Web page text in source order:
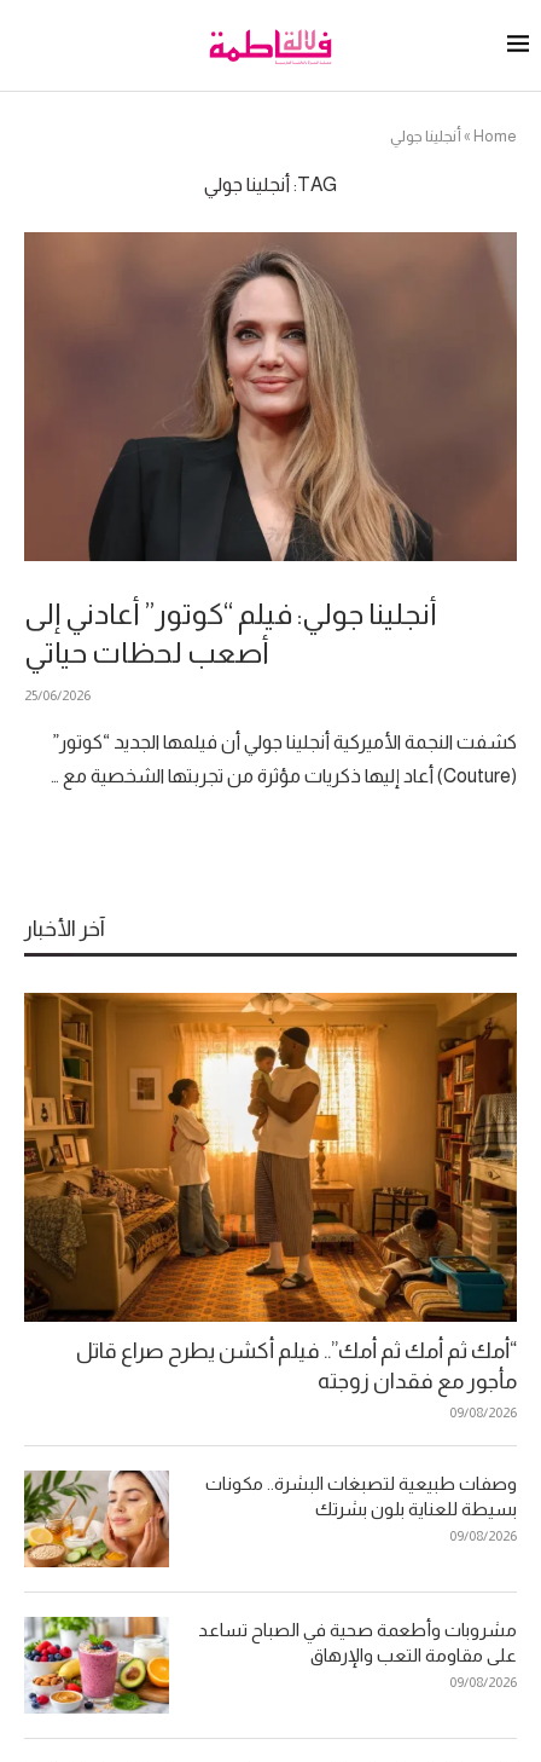
Home
»أنجلينا جولي
TAG: أنجلينا جولي
أنجلينا جولي: فيلم “كوتور” أعادني إلى
أصعب لحظات حياتي
25/06/2026
كشفت النجمة الأميركية أنجلينا جولي أن فيلمها الجديد “كوتور”
(Couture) أعاد إليها ذكريات مؤثرة من تجربتها الشخصية مع …
آخر الأخبار
“أمك ثم أمك ثم أمك”.. فيلم أكشن يطرح صراع قاتل
مأجور مع فقدان زوجته
09/08/2026
وصفات طبيعية لتصبغات البشرة.. مكونات
بسيطة للعناية بلون بشرتك
09/08/2026
مشروبات وأطعمة صحية في الصباح تساعد
على مقاومة التعب والإرهاق
09/08/2026